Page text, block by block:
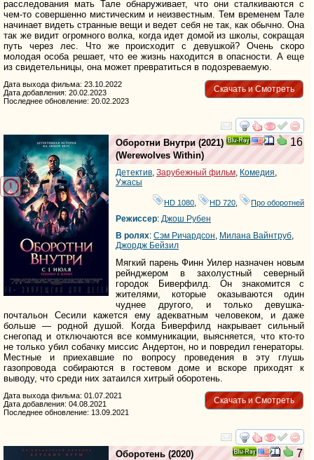
расследования мать Тале обнаруживает, что они сталкиваются с
чем-то совершенно мистическим и неизвестным. Тем временем Тале
начинает видеть странные вещи и ведет себя не так, как обычно. Она
так же видит огромного волка, когда идет домой из школы, сокращая
путь через лес. Что же происходит с девушкой? Очень скоро
молодая особа решает, что ее жизнь находится в опасности. А еще
из свидетельницы, она может превратиться в подозреваемую.
Скачать и Смотреть
Дата выхода фильма: 23.10.2022
Дата добавления: 20.02.2023
Последнее обновление: 20.02.2023
смотреть
16
Оборотни Внутри (2021)
(Werewolves Within)
Детектив, Зарубежный фильм, Комедия,
Ужасы
HD 1080 HD 720 Про оборотней
Режиссер: Джош Рубен
В ролях: Сэм Ричардсон, Милана Вайнтруб,
Джордж Бейзил
Мягкий парень Финн Уилер назначен новым
рейнджером в захолустный северный
городок Биверфилд. Он знакомится с
жителями, которые оказываются один
чуднее другого, и только девушка-
почтальон Сесили кажется ему адекватным человеком, и даже
больше — родной душой. Когда Биверфилд накрывает сильный
снегопад и отключаются все коммуникации, выясняется, что кто-то
не только убил собачку миссис Андертон, но и повредил генераторы.
Местные и приехавшие по вопросу проведения в эту глушь
газопровода собираются в гостевом доме и вскоре приходят к
выводу, что среди них затаился хитрый оборотень.
Скачать и Смотреть
Дата выхода фильма: 01.07.2021
Дата добавления: 04.08.2021
Последнее обновление: 13.09.2021
смотреть
7
Оборотень (2020)